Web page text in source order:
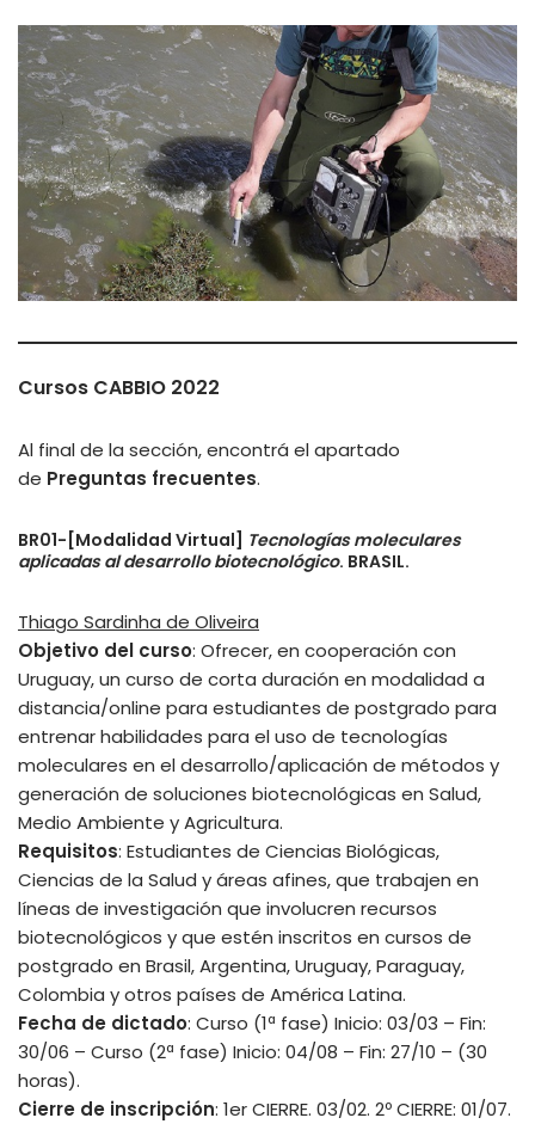
Cursos CABBIO 2022
Al final de la sección, encontrá el apartado
de Preguntas frecuentes.
BR01-[Modalidad Virtual] Tecnologías moleculares
aplicadas al desarrollo biotecnológico. BRASIL.
Thiago Sardinha de Oliveira
Objetivo del curso: Ofrecer, en cooperación con
Uruguay, un curso de corta duración en modalidad a
distancia/online para estudiantes de postgrado para
entrenar habilidades para el uso de tecnologías
moleculares en el desarrollo/aplicación de métodos y
generación de soluciones biotecnológicas en Salud,
Medio Ambiente y Agricultura.
Requisitos: Estudiantes de Ciencias Biológicas,
Ciencias de la Salud y áreas afines, que trabajen en
líneas de investigación que involucren recursos
biotecnológicos y que estén inscritos en cursos de
postgrado en Brasil, Argentina, Uruguay, Paraguay,
Colombia y otros países de América Latina.
Fecha de dictado: Curso (1ª fase) Inicio: 03/03 – Fin:
30/06 – Curso (2ª fase) Inicio: 04/08 – Fin: 27/10 – (30
horas).
Cierre de inscripción: 1er CIERRE. 03/02. 2º CIERRE: 01/07.